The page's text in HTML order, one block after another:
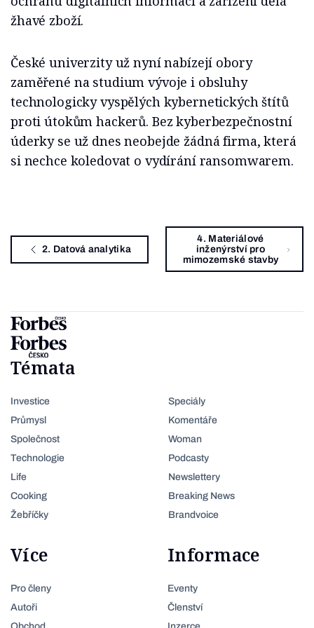
žhavé zboží.
České univerzity už nyní nabízejí obory
zaměřené na studium vývoje i obsluhy
technologicky vyspělých kybernetických štítů
proti útokům hackerů. Bez kyberbezpečnostní
úderky se už dnes neobejde žádná firma, která
si nechce koledovat o vydírání ransomwarem.
2. Datová analytika
4. Materiálové
inženýrství pro
mimozemské stavby
Témata
Investice
Průmysl
Společnost
Technologie
Life
Cooking
Žebříčky
Speciály
Komentáře
Woman
Podcasty
Newslettery
Breaking News
Brandvoice
Více
Pro členy
Autoři
Informace
Eventy
Členství